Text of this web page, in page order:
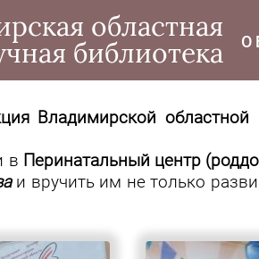
областная
библиотека
О
Владимирской областной
в Перинатальный центр
и вручить им не только